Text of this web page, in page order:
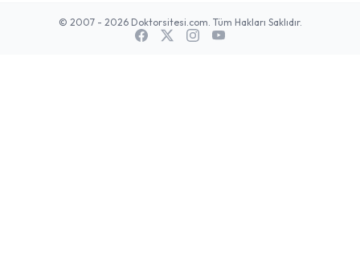
© 2007 - 2026 Doktorsitesi.com. Tüm Hakları Saklıdır.